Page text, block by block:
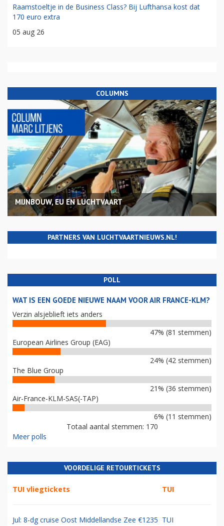
Raamstoeltje in de Business Class? Bij Lufthansa kost dat
170 euro extra
05 aug 26
COLUMNS
MIJNBOUW, EU EN LUCHTVAART
PARTNERS VAN LUCHTVAARTNIEUWS.NL!
POLL
WAT IS EEN GOEDE NIEUWE NAAM VOOR AIR FRANCE-KLM?
Verzin alsjeblieft iets anders
47% (81 stemmen)
European Airlines Group (EAG)
24% (42 stemmen)
The Blue Group
21% (36 stemmen)
Air-France-KLM-SAS(-TAP)
6% (11 stemmen)
Totaal aantal stemmen: 170
Meer polls
VOORDELIGE RETOURTICKETS
TUI vliegtickets TUI
Jul: 8-dg cruise Oost Middellandse Zee €1235 TUI